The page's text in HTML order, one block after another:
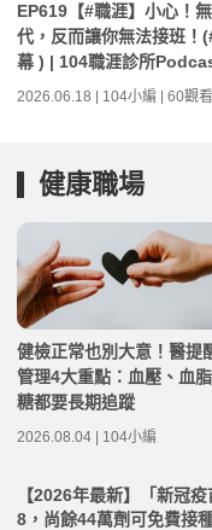
EP619【#職涯】小心！
代，反而讓你無法接班！
幕 ) | 104職涯診所
2026.06.18 | 104小編 | 60觀
健康職場
健檢正常也別大意！醫提
管理4大重點：血壓、血
糖都要長期追蹤
2026.08.04 | 104小編
【2026年最新】「新冠
8，尚餘44萬劑可免費接